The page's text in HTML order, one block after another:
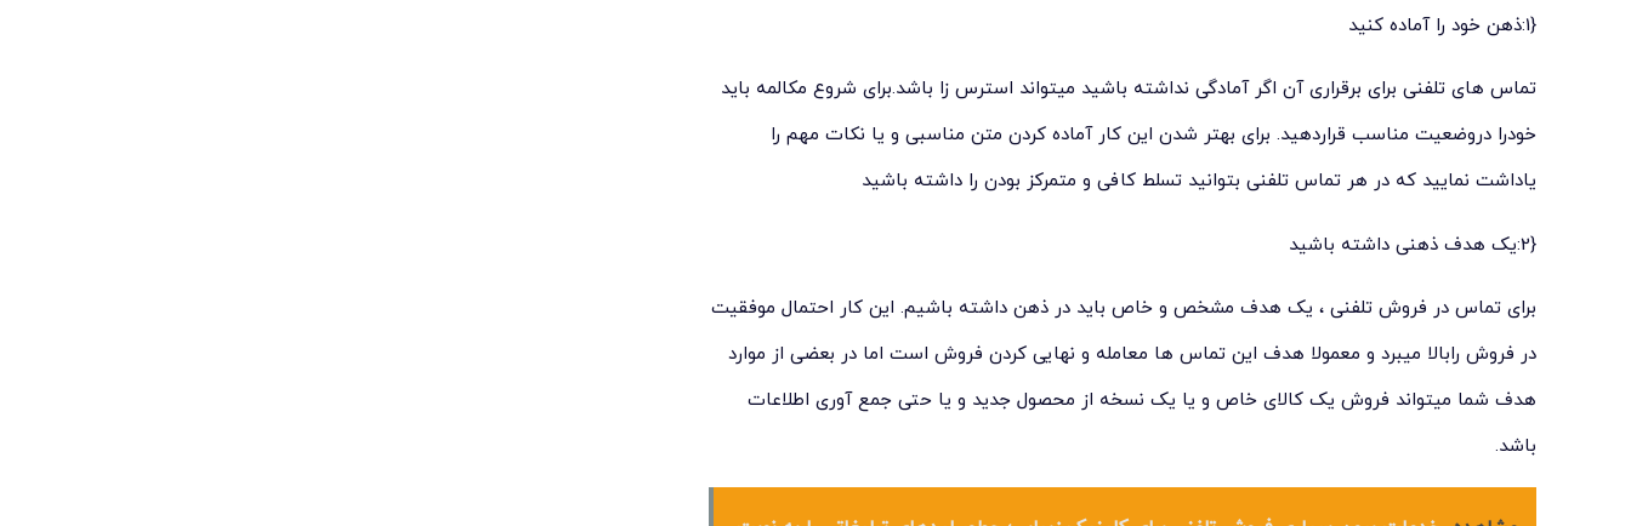
{1:ذهن خود را آماده کنید
تماس های تلفنی برای برقراری آن اگر آمادگی نداشته باشید میتواند استرس زا باشد.برای شروع مکالمه باید
خودرا دروضعیت مناسب قراردهید. برای بهتر شدن این کار آماده کردن متن مناسبی و یا نکات مهم را
یاداشت نمایید که در هر تماس تلفنی بتوانید تسلط کافی و متمرکز بودن را داشته باشید
{2:یک هدف ذهنی داشته باشید
برای تماس در فروش تلفنی ، یک هدف مشخص و خاص باید در ذهن داشته باشیم. این کار احتمال موفقیت
در فروش رابالا میبرد و معمولا هدف این تماس ها معامله و نهایی کردن فروش است اما در بعضی از موارد
هدف شما میتواند فروش یک کالای خاص و یا یک نسخه از محصول جدید و یا حتی جمع آوری اطلاعات
باشد.